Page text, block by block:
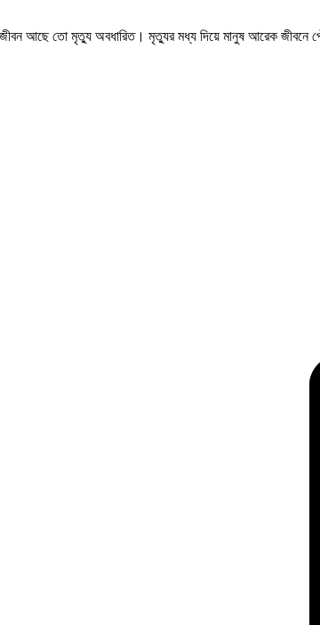
আছে তো মৃত্যু অবধারিত। মৃত্যুর মধ্য দিয়ে মানুষ আরেক জীবনে